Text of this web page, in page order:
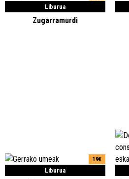
Liburua
Zugarramurdi
Liburua
19€